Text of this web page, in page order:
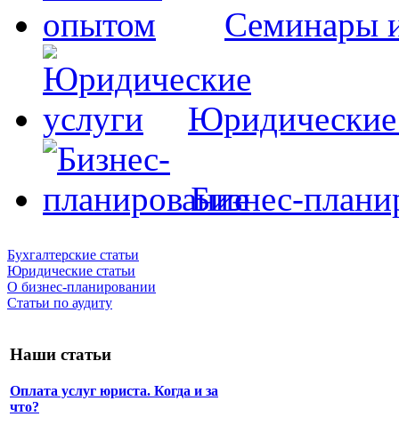
Семинары
Юридические
Бизнес-
Бухгалтерские статьи
Юридические статьи
О бизнес-планировании
Статьи по аудиту
Наши статьи
Оплата услуг юриста. Когда и за
что?